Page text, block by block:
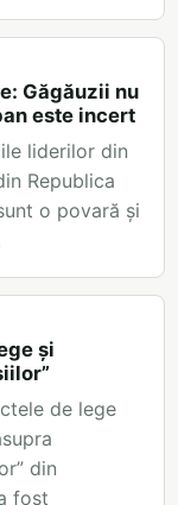
Găgăuzii nu
este incert
liderilor din
Republica
o povară și
și
de lege
din
fost